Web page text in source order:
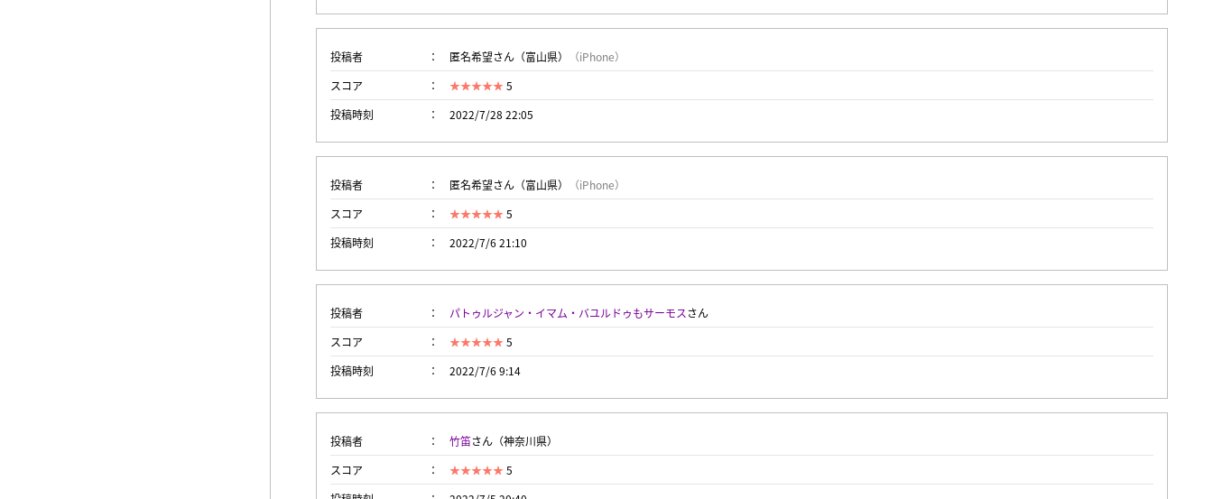
投稿者 匿名希望さん（富山県）
（iPhone）
スコア
5
投稿時刻
2022/7/28 22:05
投稿者 匿名希望さん（富山県）
（iPhone）
スコア
5
投稿時刻
2022/7/6 21:10
投稿者 パトゥルジャン・イマム・バユルドゥもサーモス さん
スコア
5
投稿時刻
2022/7/6 9:14
投稿者 竹笛さん（神奈川県）
スコア
5